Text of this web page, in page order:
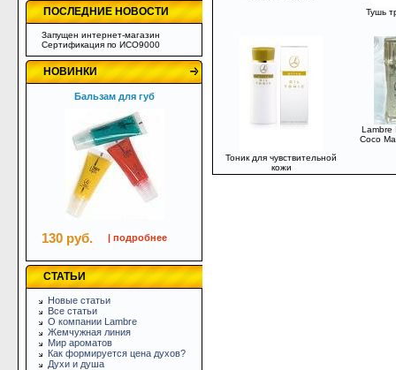
ПОСЛЕДНИЕ НОВОСТИ
Запущен интернет-магазин
Сертификация по ИСО9000
НОВИНКИ
Бальзам для губ
130 руб. | подробнее
СТАТЬИ
Новые статьи
Все статьи
О компании Lambre
Жемчужная линия
Мир ароматов
Как формируется цена духов?
Духи и душа
Тушь
Тоник для чувствительной
кожи
Lambre
Coco